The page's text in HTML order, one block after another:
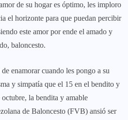
de su hogar es óptimo, les imploro
el horizonte para que puedan percibir
este amor por ende el amado y
baloncesto.
enamorar cuando les pongo a su
y simpatía que el 15 en el bendito y
la bendita y amable
de Baloncesto (FVB) ansió ser